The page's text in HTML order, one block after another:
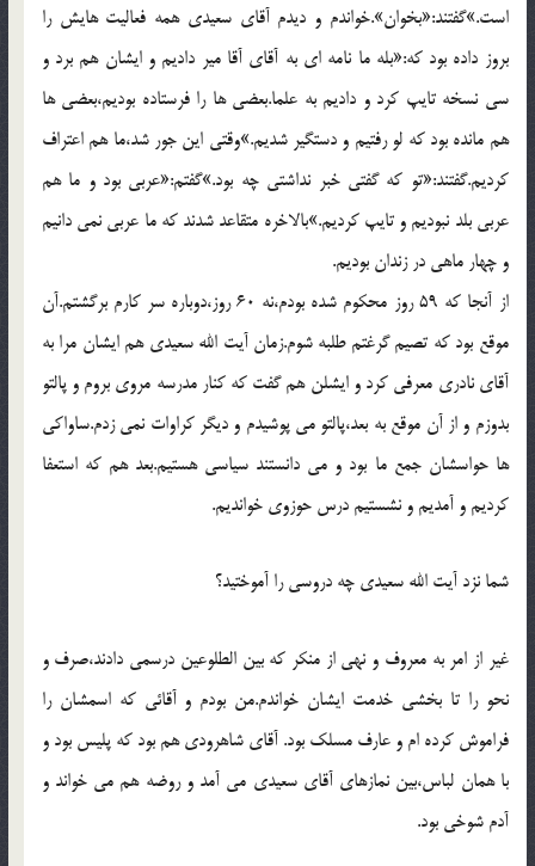
است.»گفتند:«بخوان».خواندم و ديدم آقاي سعيدي همه فعاليت هايش را
بروز داده بود که:«بله ما نامه اي به آقاي آقا مير داديم و ايشان هم برد و
سي نسخه تايپ کرد و داديم به علما.بعضي ها را فرستاده بوديم،بعضي ها
هم مانده بود که لو رفتيم و دستگير شديم.»وقتي اين جور شد،ما هم اعتراف
کرديم.گفتند:«تو که گفتي خبر نداشتي چه بود.»گفتم:«عربي بود و ما هم
عربي بلد نبوديم و تايپ کرديم.»بالاخره متقاعد شدند که ما عربي نمي دانيم
و چهار ماهي در زندان بوديم.
از آنجا که 59 روز محکوم شده بودم،نه 60 روز،دوباره سر کارم برگشتم.آن
موقع بود که تصيم گرغتم طلبه شوم.زمان آيت الله سعيدي هم ايشان مرا به
آقاي نادري معرفي کرد و ايشلن هم گفت که کنار مدرسه مروي بروم و پالتو
بدوزم و از آن موقع به بعد،پالتو مي پوشيدم و ديگر کراوات نمي زدم.ساواکي
ها حواسشان جمع ما بود و مي دانستند سياسي هستيم.بعد هم که استعفا
کرديم و آمديم و نشستيم درس حوزوي خوانديم.
شما نزد آيت الله سعيدي چه دروسي را آموختيد؟
غير از امر به معروف و نهي از منکر که بين الطلوعين درسمي دادند،صرف و
نحو را تا بخشي خدمت ايشان خواندم.من بودم و آقائي که اسمشان را
فراموش کرده ام و عارف مسلک بود. آقاي شاهرودي هم بود که پليس بود و
با همان لباس،بين نمازهاي آقاي سعيدي مي آمد و روضه هم مي خواند و
آدم شوخي بود.